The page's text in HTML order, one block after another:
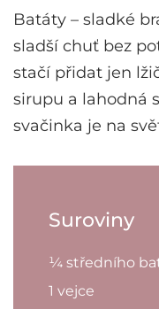
Batáty – sladké
sladší chuť bez
stačí přidat jen
sirupu a lahodná
svačinka je na
Suroviny
¼ středního
1 vejce